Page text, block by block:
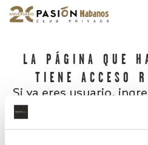
LA PÁGINA QUE
TIENE ACCESO
Si ya eres usuario,